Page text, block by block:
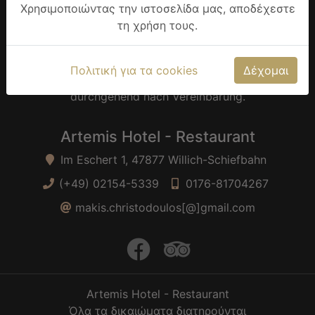
Τετάρτη: 17:00-22:30
Πέμπτη: 17:00-22:30
Παρασκευή: 17:00-22:30
Σάββατο: 17:00-22:30
Öffnungszeiten Feiertage: 12.00 Uhr bis 22.00 Uhr
durchgehend nach Vereinbarung.
Artemis Hotel - Restaurant
Im Eschert 1, 47877 Willich-Schiefbahn
(+49) 02154-5339
0176-81704267
makis.christodoulos[@]gmail.com
facebooktrip advisor
Artemis Hotel - Restaurant
Όλα τα δικαιώματα διατηρούνται
Χρησιμοποιώντας την ιστοσελίδα μας, αποδέχεστε
τη χρήση τους.
Πολιτική για τα cookies Δέχομαι